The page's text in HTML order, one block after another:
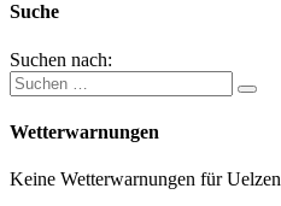
Suche
Suchen nach:
Wetterwarnungen
Keine Wetterwarnungen für Uelzen